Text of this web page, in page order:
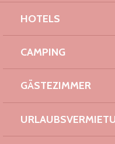
HOTELS
CAMPING
GÄSTEZIMMER